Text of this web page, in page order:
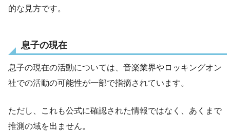
的な見方です。
息子の現在
息子の現在の活動については、音楽業界やロッキングオン
社での活動の可能性が一部で指摘されています。
ただし、これも公式に確認された情報ではなく、あくまで
推測の域を出ません。